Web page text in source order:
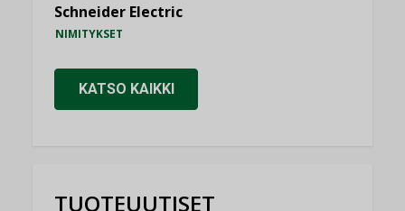
Schneider Electric
NIMITYKSET
KATSO KAIKKI
TUOTEUUTISET